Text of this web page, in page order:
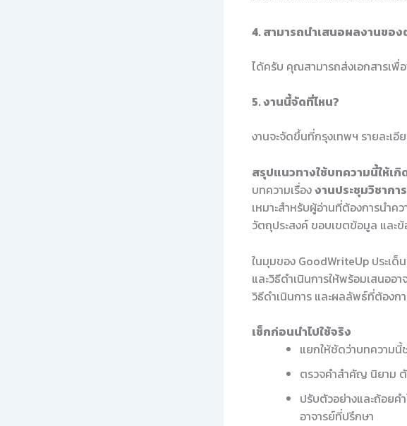
4. สามารถนำเสนอผลงานของ
ได้ครับ คุณสามารถส่งเอกสารเพื่
5. งานนี้จัดที่ไหน?
งานจะจัดขึ้นที่กรุงเทพฯ รายละเอี
สรุปแนวทางใช้บทความนี้ให้เกิ
บทความเรื่องงานประชุมวิชาก
เหมาะสำหรับผู้อ่านที่ต้องการนำค
วัตถุประสงค์ ขอบเขตข้อมูล และ
ในมุมของ GoodWriteUp ประเ
และวิธีดำเนินการให้พร้อมเสนออ
วิธีดำเนินการ และผลลัพธ์ที่ต้องก
เช็กก่อนนำไปใช้จริง
แยกให้ชัดว่าบทความนี้
ตรวจคำสำคัญ นิยาม
ปรับตัวอย่างและถ้อยค
อาจารย์ที่ปรึกษา